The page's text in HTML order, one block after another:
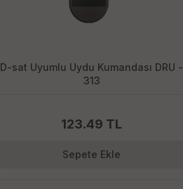
D-sat Uyumlu Uydu Kumandası DRU -
313
123.49 TL
Sepete Ekle